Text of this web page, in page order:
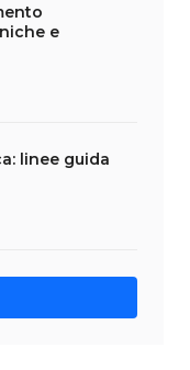
e
linee guida